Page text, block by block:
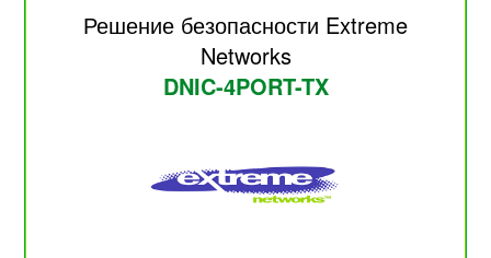
Решение безопасности Extreme
Networks
DNIC-4PORT-TX